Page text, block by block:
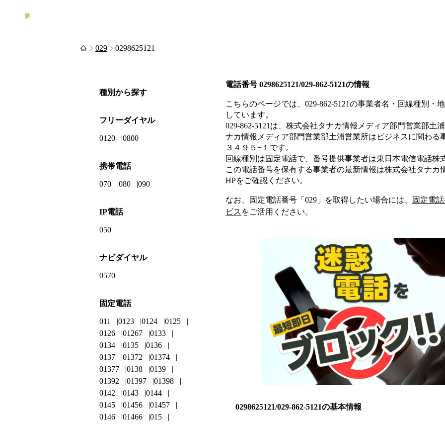
029 0298625121
電話番号 0298625121/029-862-5121の情報
こちらのページでは、 029-862-5121の事業者名・回線種別・
しています。
029-862-5121 は、 株式会社タナカ情報メディア部門営業部土
ナカ情報メディア部門営業部土浦営業所は ビジネスに関わる
３４９５−１ です。
回線種別は固定電話で、番号提供事業者は東日本電信電話株
この電話番号を保有する事業者の最新情報は株式会社タナカ
HPをご確認ください。
なお、固定電話番号「 029 」を取得したい場合には、 固定電話
ビス をご活用ください。
0298625121/029-862-5121の基本情報
種別から探す
フリーダイヤル
0120 0800
携帯電話
070 080 090
IP電話
050
ナビダイヤル
0570
固定電話
011 0123 0124
0125
0126
01267
0133
0134
0135
0136
0137
01372
01374
01377
0138
0139
01392
01397
01398
0142
0143
0144
0145
01456
01457
0146
01466
015